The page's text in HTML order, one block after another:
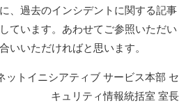
、過去のインシデントに関する記事
ています。あわせてご参照いただい
いいただければと思います。
ットイニシアティブ サービス本部 セ
キュリティ情報統括室 室長